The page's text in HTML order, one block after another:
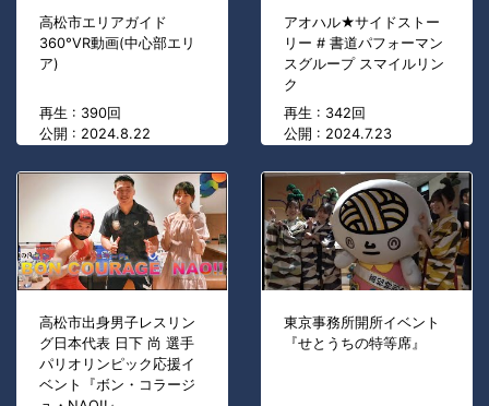
高松市エリアガイド
360°VR動画(中心部エリ
ア)
再生 : 390回
公開 : 2024.8.22
アオハル★サイドストー
リー # 書道パフォーマン
スグループ スマイルリン
ク
再生 : 342回
公開 : 2024.7.23
高松市出身男子レスリン
グ日本代表 日下 尚 選手
パリオリンピック応援イ
ベント『ボン・コラージ
東京事務所開所イベント
『せとうちの特等席』